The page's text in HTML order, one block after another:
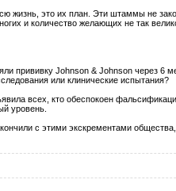
жизнь, это их план. Эти штаммы не
и количество желающих не так
прививку Johnson & Johnson через 6
или клинические испытания?
всех, кто обеспокоен
уровень.
с этими экскрементами общества,